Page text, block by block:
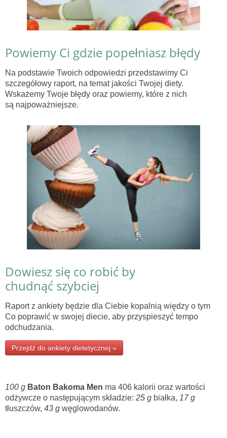
Powiemy Ci gdzie popełniasz błędy
Na podstawie Twoich odpowiedzi przedstawimy Ci
szczegółowy raport, na temat jakości Twojej diety.
Wskażemy Twoje błędy oraz powiemy, które z nich
są najpoważniejsze.
Dowiesz się co robić by
chudnąć szybciej
Raport z ankiety będzie dla Ciebie kopalnią więdzy o tym
Co poprawić w swojej diecie, aby przyspieszyć tempo
odchudzania.
Przejdź do ankiety dietetycznej »
100 g Baton Bakoma Men ma 406 kalorii oraz wartości
odżywcze o następującym składzie: 25 g białka, 17 g
tłuszczów, 43 g węglowodanów.